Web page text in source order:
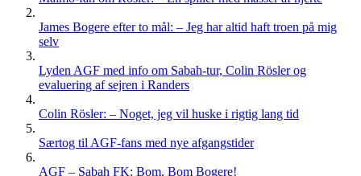
kan
vælges
på
James Bogere efter to mål: – Jeg har altid haft troen på mig
selv
Lyden AGF med info om Sabah-tur, Colin Rösler og
evaluering af sejren i Randers
Colin Rösler: – Noget, jeg vil huske i rigtig lang tid
Særtog til AGF-fans med nye afgangstider
AGF – Sabah FK: Bom, Bom Bogere!